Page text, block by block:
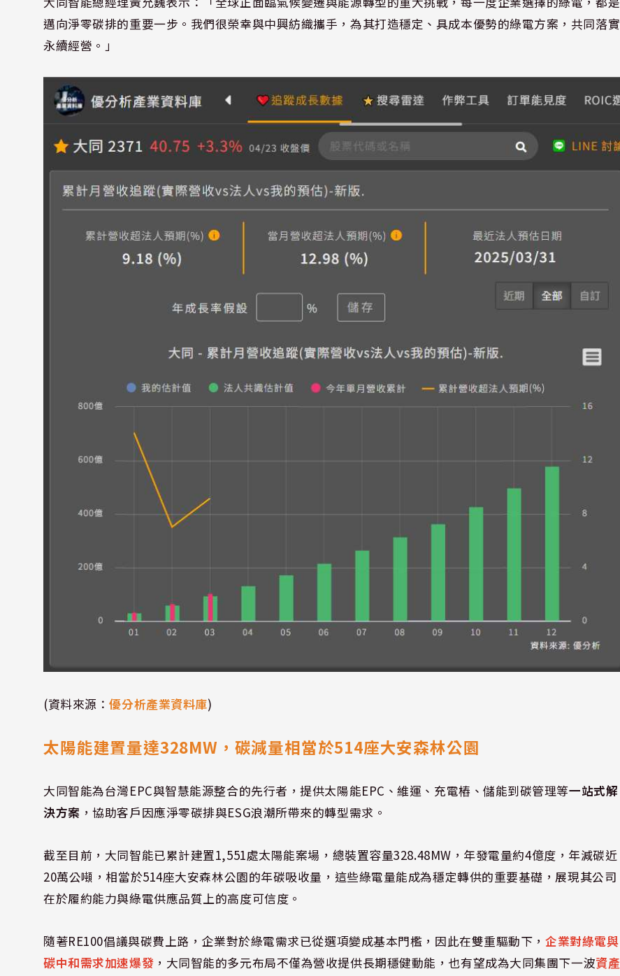
邁向淨零碳排的重要一步。我們很榮幸與中興紡織攜手，為其打造穩定、具成本優勢的綠電方案，共同落實
永續經營。」
(資料來源：優分析產業資料庫)
太陽能建置量達328MW，碳減量相當於514座大安森林公園
大同智能為台灣EPC與智慧能源整合的先行者，提供太陽能EPC、維運、充電樁、儲能到碳管理等一站式解
決方案 ，協助客戶因應淨零碳排與ESG浪潮所帶來的轉型需求。
截至目前，大同智能已累計建置1,551處太陽能案場，總裝置容量328.48MW，年發電量約4億度，年減碳近
20萬公噸，相當於514座大安森林公園的年碳吸收量，這些綠電量能成為穩定轉供的重要基礎，展現其公司
在於履約能力與綠電供應品質上的高度可信度。
隨著RE100倡議與碳費上路，企業對於綠電需求已從選項變成基本門檻，因此在雙重驅動下， 企業對綠電與
碳中和需求加速爆發 ，大同智能的多元布局不僅為營收提供長期穩健動能，也有望成為大同集團下一波資產